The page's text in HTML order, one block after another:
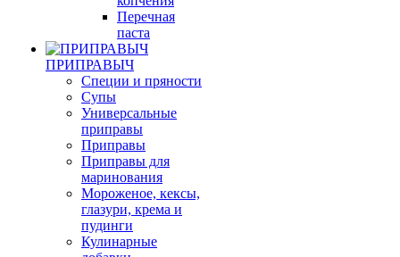
Перечная
паста
ПРИПРАВЫЧ
Специи и пряности
Супы
Универсальные
приправы
Приправы
Приправы для
маринования
Мороженое, кексы,
глазури, крема и
пудинги
Кулинарные